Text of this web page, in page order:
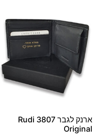
ארנק לגבר 3807 Rudi
Original